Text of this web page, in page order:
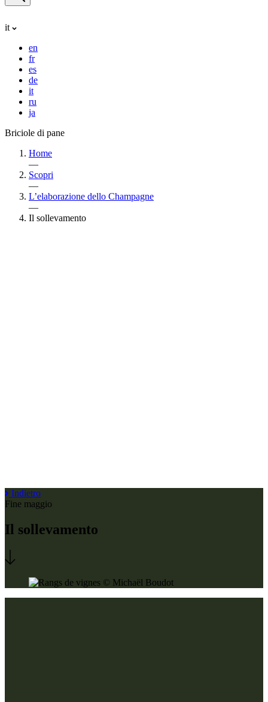
it
en
fr
es
de
it
ru
ja
Briciole di pane
Home
—
Scopri
—
L’elaborazione dello Champagne
—
Il sollevamento
Indietro
Fine maggio
Il sollevamento